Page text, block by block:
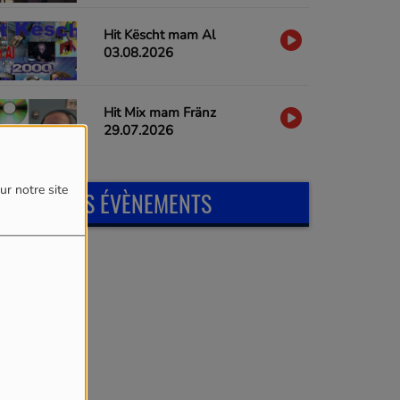
notre site
Hit Këscht mam Al
03.08.2026
Hit Mix mam Fränz
29.07.2026
ÉVÈNEMENTS